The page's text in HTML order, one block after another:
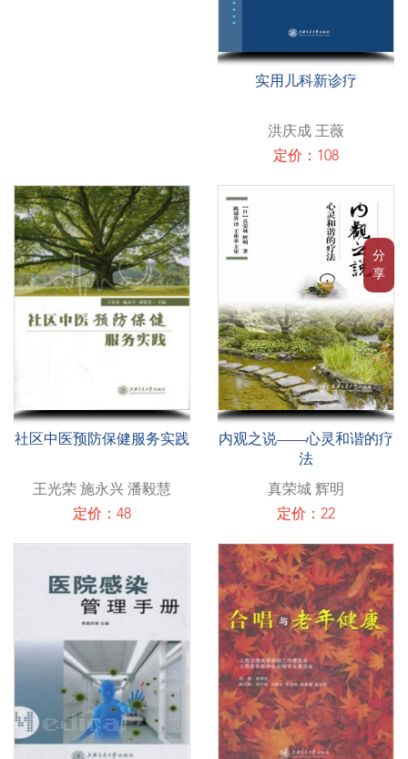
分
享
实用儿科新诊疗
洪庆成 王薇
定价：108
社区中医预防保健服务实践
王光荣 施永兴 潘毅慧
定价：48
内观之说——心灵和谐的疗
法
真荣城 辉明
定价：22